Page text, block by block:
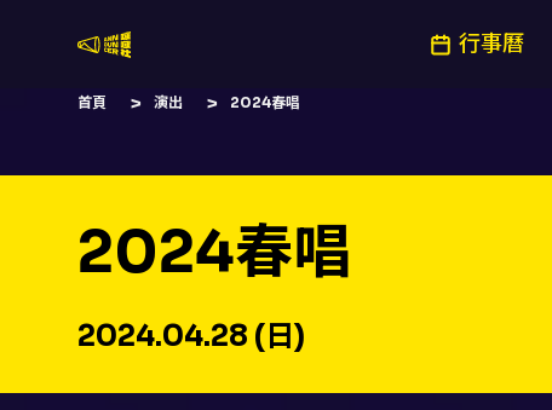
行事曆
首頁 演出 2024春唱
2024春唱
2024.04.28 (日)